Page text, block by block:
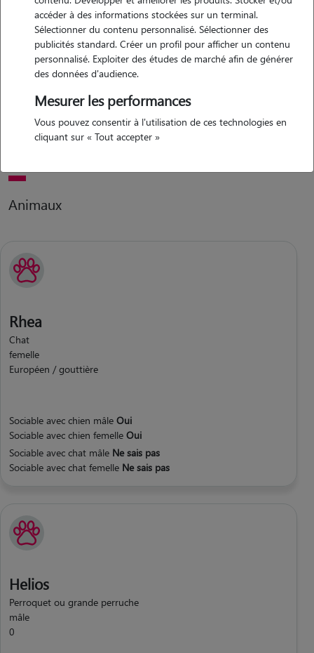
apporter respect et bien être aux animaux que je garde.
Expérience
assistante vétérinaire depuis plus 10 ans. j'ai également travaillé
animalière j'ai également déjà une expérience en gardiennage
Animaux
Rhea
Chat
femelle
Européen / gouttière
Sociable avec chien mâle Oui
Sociable avec chien femelle Oui
Sociable avec chat mâle Ne sais pas
Sociable avec chat femelle Ne sais pas
Helios
Perroquet ou grande perruche
mâle
0
accéder à des informations stockées sur un terminal.
Sélectionner du contenu personnalisé. Sélectionner des
publicités standard. Créer un profil pour afficher un contenu
personnalisé. Exploiter des études de marché afin de générer
des données d'audience.
Mesurer les performances
Vous pouvez consentir à l'utilisation de ces technologies en
cliquant sur « Tout accepter »